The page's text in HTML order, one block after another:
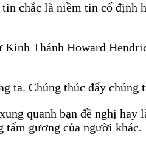
chắc là niềm tin cố định
Thánh Howard
ta. Chúng thúc đẩy
quanh bạn đề nghị hay
tấm gương của người khác.